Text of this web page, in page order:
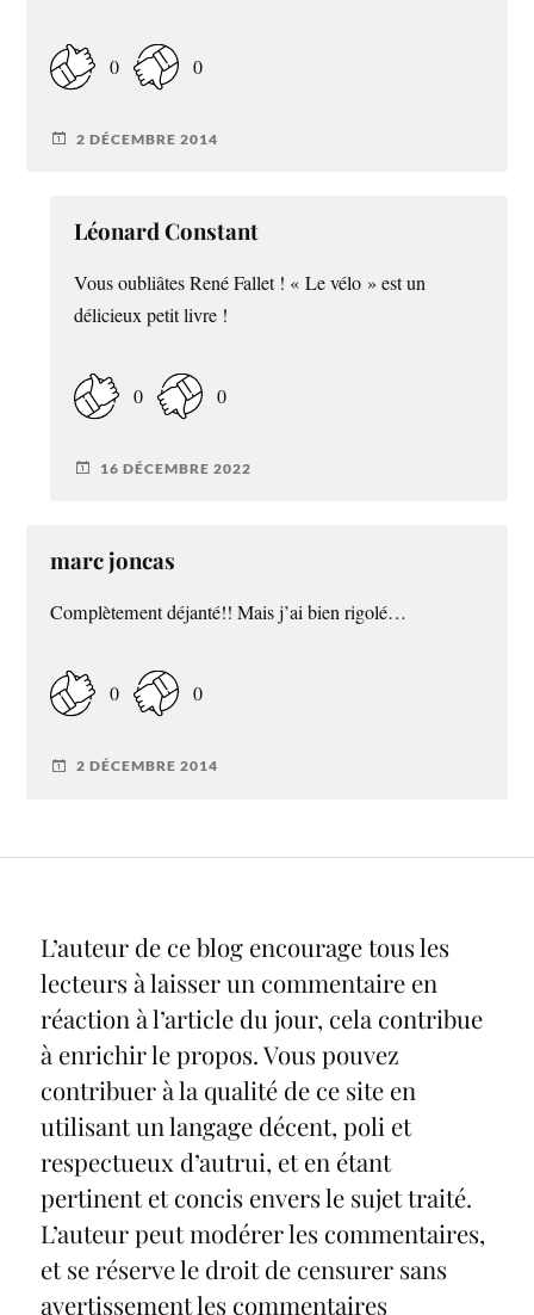
0 0
2 DÉCEMBRE 2014
Léonard Constant
Vous oubliâtes René Fallet ! « Le vélo » est un
délicieux petit livre !
0 0
16 DÉCEMBRE 2022
marc joncas
Complètement déjanté!! Mais j’ai bien rigolé…
0 0
2 DÉCEMBRE 2014
L’auteur de ce blog encourage tous les
lecteurs à laisser un commentaire en
réaction à l’article du jour, cela contribue
à enrichir le propos. Vous pouvez
contribuer à la qualité de ce site en
utilisant un langage décent, poli et
respectueux d’autrui, et en étant
pertinent et concis envers le sujet traité.
L’auteur peut modérer les commentaires,
et se réserve le droit de censurer sans
avertissement les commentaires